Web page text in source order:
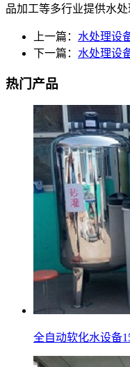
品加工等多行业提供水处
上一篇： 水处理设
下一篇： 水处理设
热门产品
全自动软化水设备